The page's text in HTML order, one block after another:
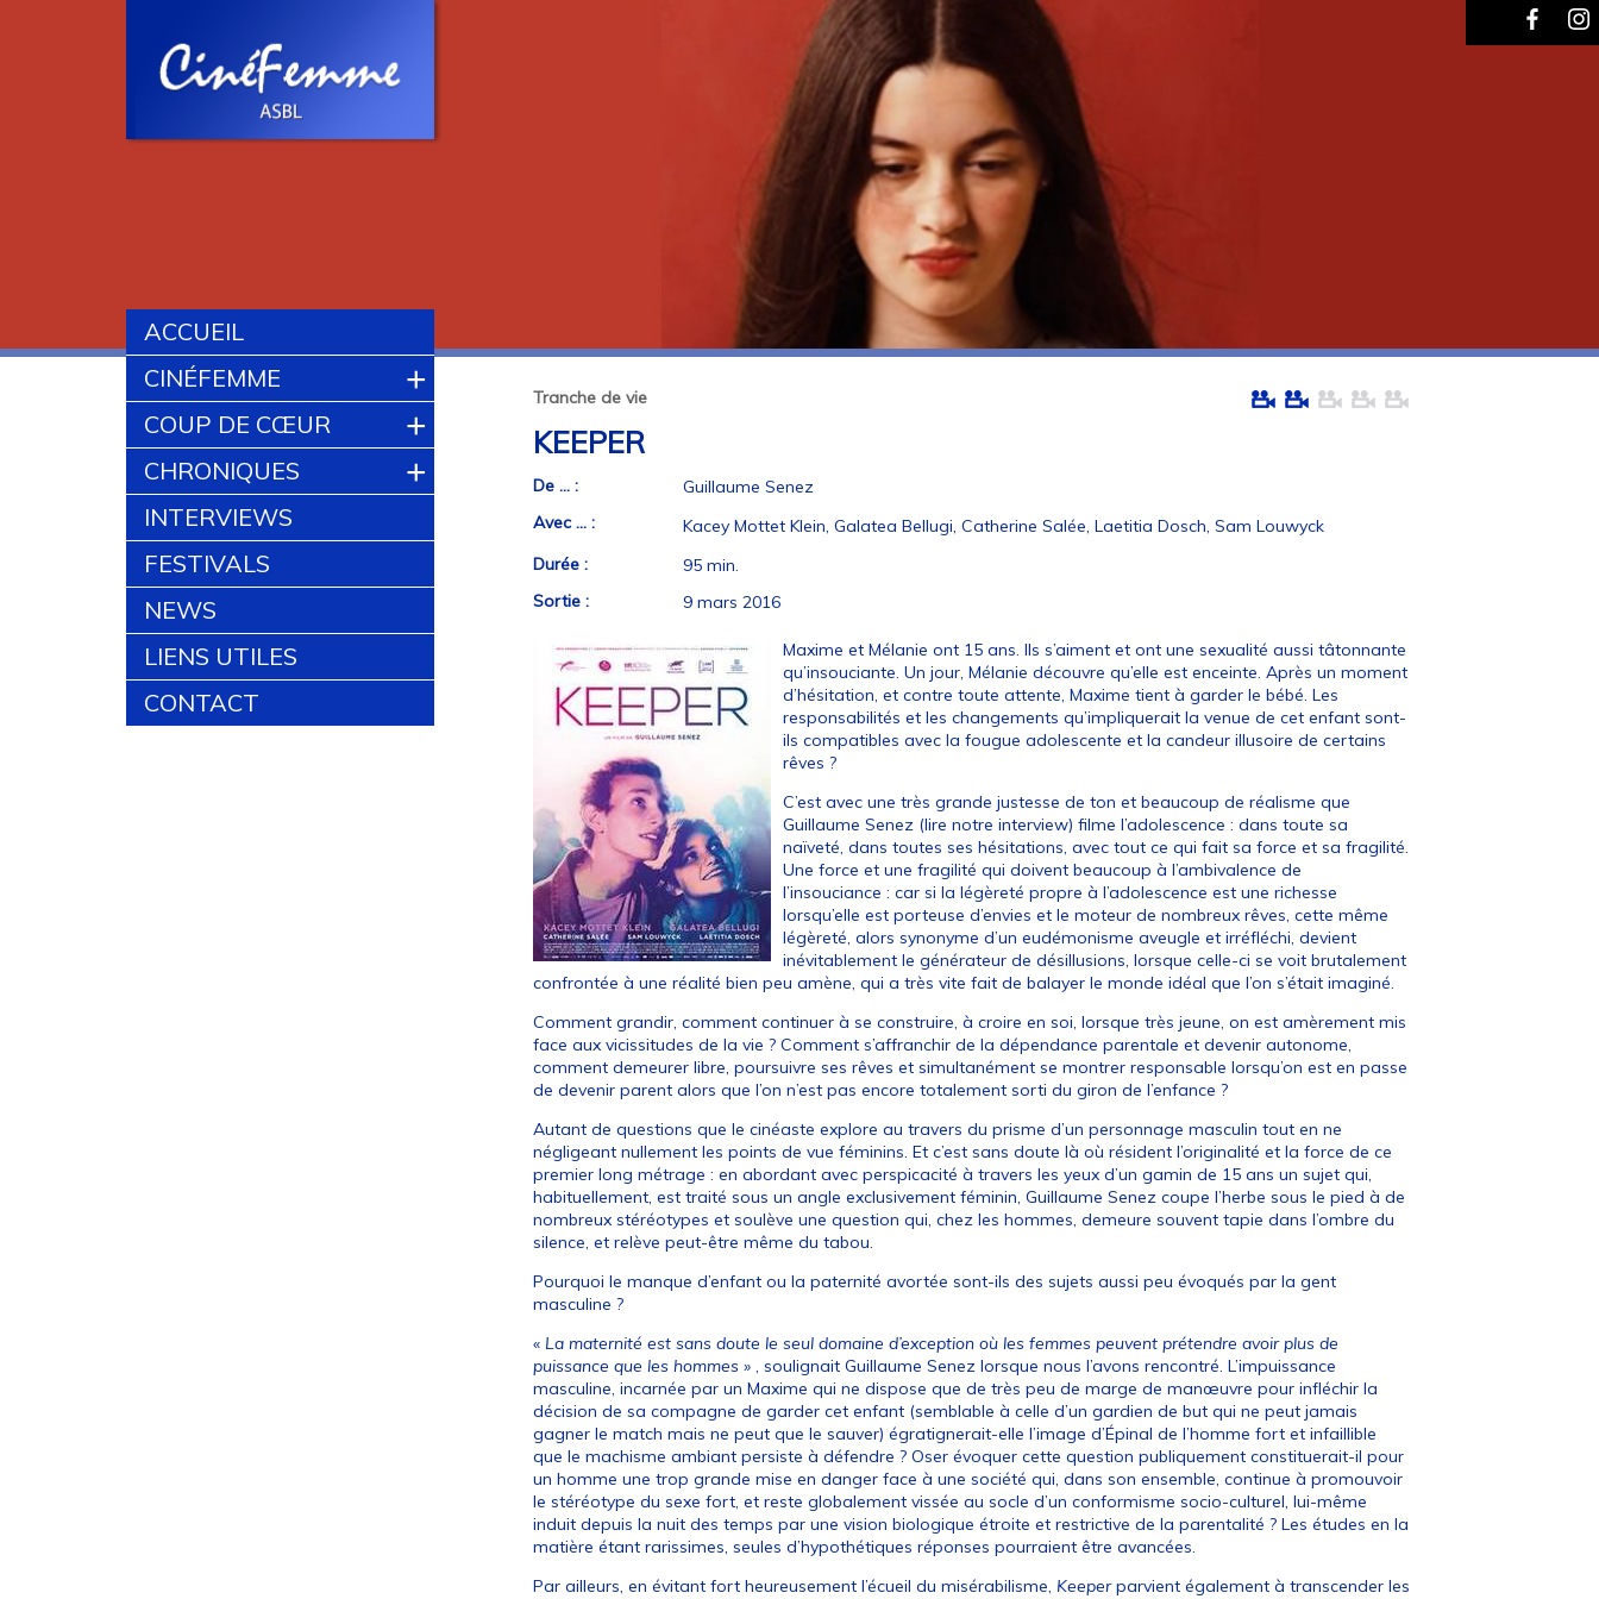
ACCUEIL
CINÉFEMME
+
COUP DE CŒUR +
CHRONIQUES +
INTERVIEWS
FESTIVALS
NEWS
LIENS UTILES
CONTACT
Tranche de vie
KEEPER
De ... :
Guillaume Senez
Avec ... :
Kacey Mottet Klein, Galatea Bellugi, Catherine Salée, Laetitia Dosch, Sam Louwyck
Durée :
95 min.
Sortie :
9 mars 2016
Maxime et Mélanie ont 15 ans. Ils s’aiment et ont une sexualité aussi tâtonnante
qu’insouciante. Un jour, Mélanie découvre qu’elle est enceinte. Après un moment
d’hésitation, et contre toute attente, Maxime tient à garder le bébé. Les
responsabilités et les changements qu’impliquerait la venue de cet enfant sont-
ils compatibles avec la fougue adolescente et la candeur illusoire de certains
rêves ?
C’est avec une très grande justesse de ton et beaucoup de réalisme que
Guillaume Senez (lire notre interview) filme l’adolescence : dans toute sa
naïveté, dans toutes ses hésitations, avec tout ce qui fait sa force et sa fragilité.
Une force et une fragilité qui doivent beaucoup à l’ambivalence de
l’insouciance : car si la légèreté propre à l’adolescence est une richesse
lorsqu’elle est porteuse d’envies et le moteur de nombreux rêves, cette même
légèreté, alors synonyme d’un eudémonisme aveugle et irréfléchi, devient
inévitablement le générateur de désillusions, lorsque celle-ci se voit brutalement
confrontée à une réalité bien peu amène, qui a très vite fait de balayer le monde idéal que l’on s’était imaginé.
Comment grandir, comment continuer à se construire, à croire en soi, lorsque très jeune, on est amèrement mis
face aux vicissitudes de la vie ? Comment s’affranchir de la dépendance parentale et devenir autonome,
comment demeurer libre, poursuivre ses rêves et simultanément se montrer responsable lorsqu’on est en passe
de devenir parent alors que l’on n’est pas encore totalement sorti du giron de l’enfance ?
Autant de questions que le cinéaste explore au travers du prisme d’un personnage masculin tout en ne
négligeant nullement les points de vue féminins. Et c’est sans doute là où résident l’originalité et la force de ce
premier long métrage : en abordant avec perspicacité à travers les yeux d’un gamin de 15 ans un sujet qui,
habituellement, est traité sous un angle exclusivement féminin, Guillaume Senez coupe l’herbe sous le pied à de
nombreux stéréotypes et soulève une question qui, chez les hommes, demeure souvent tapie dans l’ombre du
silence, et relève peut-être même du tabou.
Pourquoi le manque d’enfant ou la paternité avortée sont-ils des sujets aussi peu évoqués par la gent
masculine ?
« La maternité est sans doute le seul domaine d’exception où les femmes peuvent prétendre avoir plus de
puissance que les hommes » , soulignait Guillaume Senez lorsque nous l’avons rencontré. L’impuissance
masculine, incarnée par un Maxime qui ne dispose que de très peu de marge de manœuvre pour infléchir la
décision de sa compagne de garder cet enfant (semblable à celle d’un gardien de but qui ne peut jamais
gagner le match mais ne peut que le sauver) égratignerait-elle l’image d’Épinal de l’homme fort et infaillible
que le machisme ambiant persiste à défendre ? Oser évoquer cette question publiquement constituerait-il pour
un homme une trop grande mise en danger face à une société qui, dans son ensemble, continue à promouvoir
le stéréotype du sexe fort, et reste globalement vissée au socle d’un conformisme socio-culturel, lui-même
induit depuis la nuit des temps par une vision biologique étroite et restrictive de la parentalité ? Les études en la
matière étant rarissimes, seules d’hypothétiques réponses pourraient être avancées.
Par ailleurs, en évitant fort heureusement l’écueil du misérabilisme, Keeperparvient également à transcender les